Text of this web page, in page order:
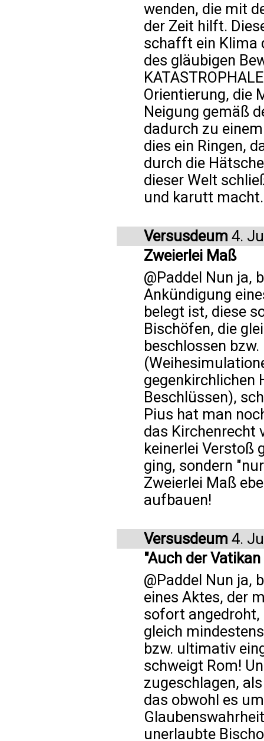
wenden, die mit
der Zeit hilft.
schafft ein Klima
des gläubigen
Orientierung, die
Neigung gemäß
dadurch zu
dies ein Ringen,
durch die
dieser Welt
und karutt macht.
Versusdeum 4.
Zweierlei Maß
@Paddel Nun ja,
Ankündigung
belegt ist, diese
Bischöfen, die
beschlossen
gegenkirchlichen
Beschlüssen),
Pius hat man
das Kirchenrecht
keinerlei Verstoß
ging, sondern
Zweierlei Maß
aufbauen!
Versusdeum 4.
"Auch der
@Paddel Nun ja,
eines Aktes, der
sofort angedroht,
gleich
bzw. ultimativ
schweigt Rom!
zugeschlagen,
das obwohl es
unerlaubte